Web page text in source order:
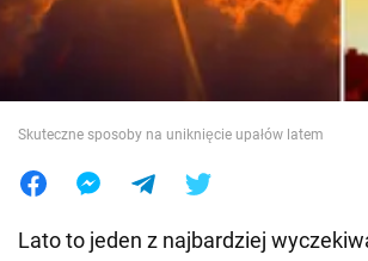
Świat
Jedzenie
Skuteczne sposoby na uniknięcie upałów latem
Lato to jeden z najbardziej